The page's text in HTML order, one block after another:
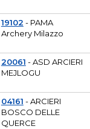
19102 - PAMA
Archery Milazzo
20061 - ASD ARCIERI
MEJLOGU
04161 - ARCIERI
BOSCO DELLE
QUERCE